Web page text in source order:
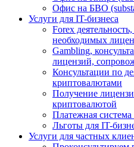
Офис на БВО
Услуги для IT-бизнеса
Forex
необходимых
Gambling,
лицензий,
Консультации по
криптовалютами
Получение
криптовалютой
Платежная
Льготы для IT-
Услуги для частных